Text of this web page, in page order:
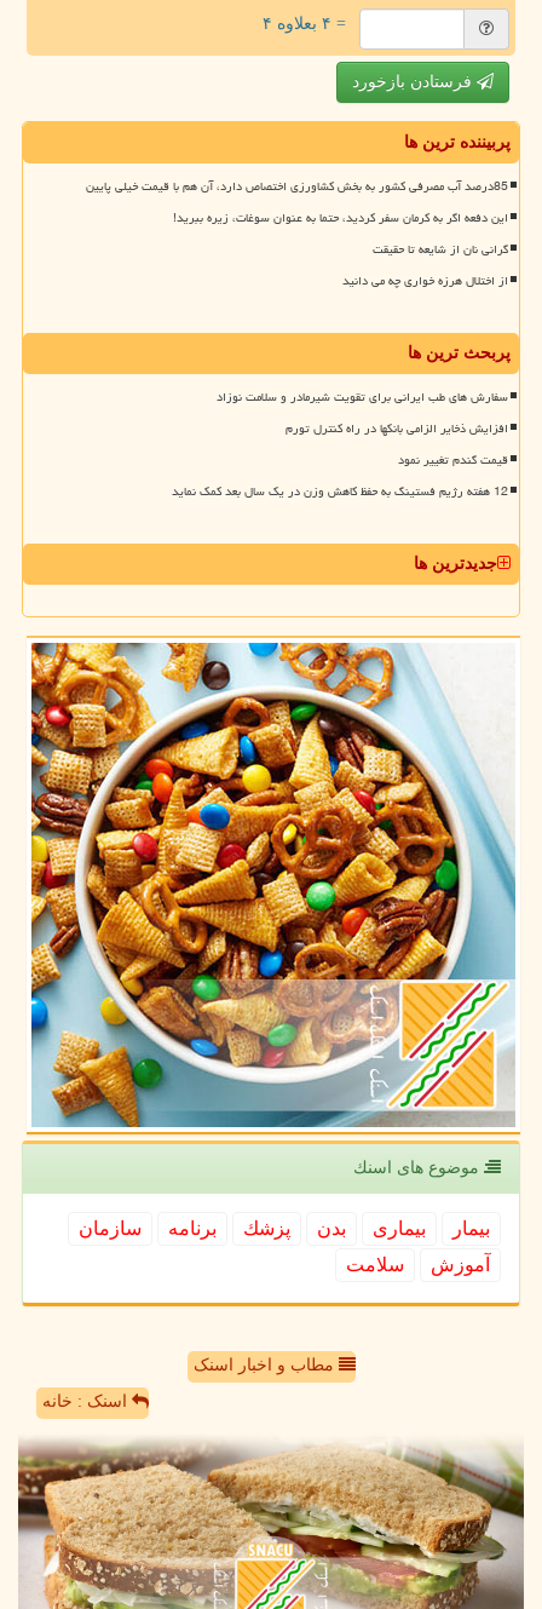
= ۴ بعلاوه ۴
فرستادن بازخورد
پربیننده ترین ها
85درصد آب مصرفی کشور به بخش کشاورزی اختصاص دارد، آن هم با قیمت خیلی پایین
این دفعه اگر به کرمان سفر کردید، حتما به عنوان سوغات، زیره ببرید!
گرانی نان از شایعه تا حقیقت
از اختلال هرزه خواری چه می دانید
پربحث ترین ها
سفارش های طب ایرانی برای تقویت شیرمادر و سلامت نوزاد
افزایش ذخایر الزامی بانکها در راه کنترل تورم
قیمت گندم تغییر نمود
12 هفته رژیم فستینگ به حفظ کاهش وزن در یک سال بعد کمک نماید
جدیدترین ها
موضوع های اسنك
بیمار بیماری بدن پزشك برنامه
سازمان
آموزش
سلامت
مطاب و اخبار اسنک
اسنک : خانه